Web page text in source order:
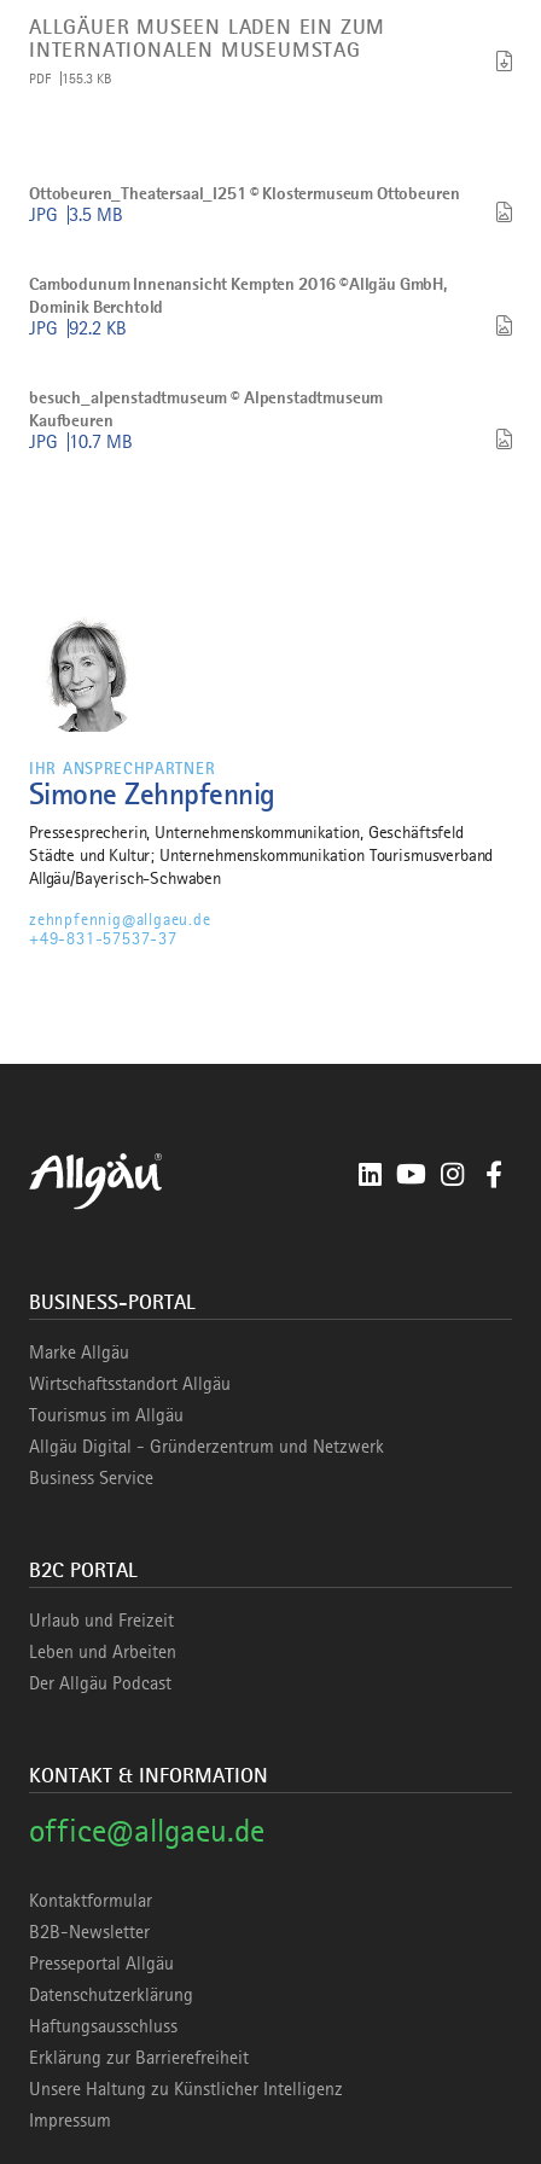
ALLGÄUER MUSEEN LADEN EIN ZUM
INTERNATIONALEN MUSEUMSTAG
PDF 155.3 KB
Allgäuer
Museen
laden
ein
Ottobeuren_Theatersaal_I251 © Klostermuseum Ottobeuren
JPG 3.5 MB
©
Klostermuseum
Cambodunum Innenansicht Kempten 2016 ©Allgäu GmbH,
Dominik Berchtold
JPG 92.2 KB
Innenansicht
Kempten
2016
Dominik
Berchtold
herunterladen
besuch_alpenstadtmuseum © Alpenstadtmuseum
Kaufbeuren
JPG
10.7 MB
©
Alpenstadtmuseum
Kaufbeuren
IHR ANSPRECHPARTNER
Simone Zehnpfennig
Pressesprecherin, Unternehmenskommunikation, Geschäftsfeld
Städte und Kultur; Unternehmenskommunikation Tourismusverband
Allgäu/Bayerisch-Schwaben
zehnpfennig@allgaeu.de
+49-831-57537-37
LinkedInYouTube
BUSINESS-PORTAL
Marke Allgäu
Wirtschaftsstandort Allgäu
Tourismus im Allgäu
Allgäu Digital - Gründerzentrum und Netzwerk
Business Service
B2C PORTAL
Urlaub und Freizeit
Leben und Arbeiten
Der Allgäu Podcast
KONTAKT & INFORMATION
office@allgaeu.de
Kontaktformular
B2B-Newsletter
Presseportal Allgäu
Datenschutzerklärung
Haftungsausschluss
Erklärung zur Barrierefreiheit
Unsere Haltung zu Künstlicher Intelligenz
Impressum